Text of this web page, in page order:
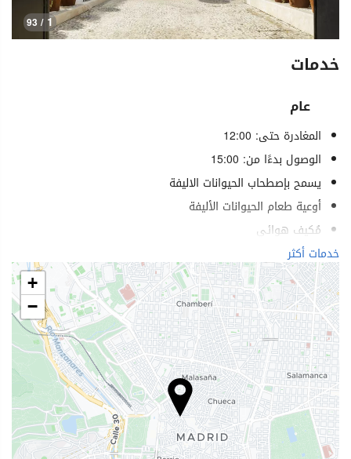
1
/ 93
خدمات
عام
المغادرة حتى: 12:00
الوصول بدءًا من: 15:00
يسمح بإصطحاب الحيوانات الاليفة
أوعية طعام الحيوانات الأليفة
مُكيف هوائي
تدفئة
مصعد
خدمات لذوي الاحتياجات الخاصة
غرف لغير المدخنين
ممنوع التدخين في كل الأماكن
غرفة خالية من مسببات الحساسية
غرف عازلة للصوت
الرفاهية
خدمات أكثر
+
−